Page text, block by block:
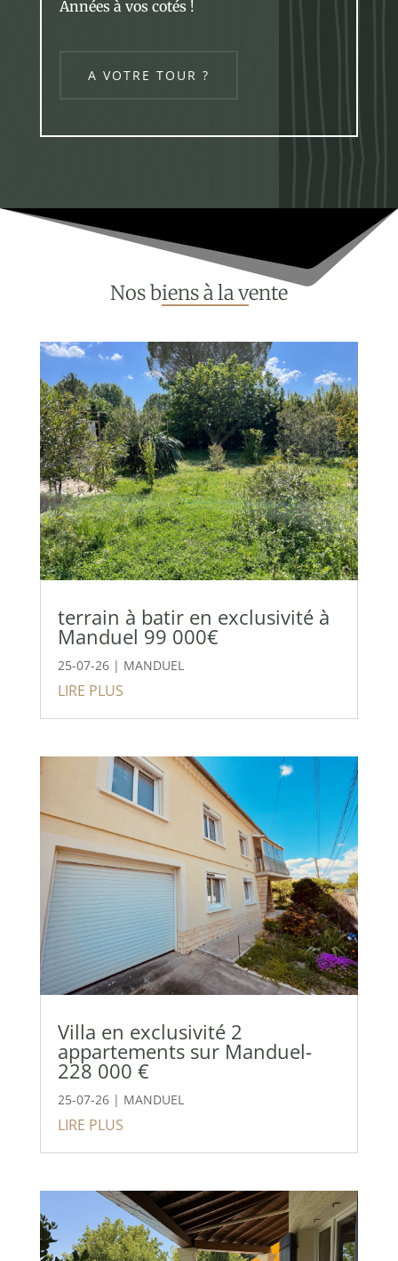
Années à vos cotés !
A VOTRE TOUR ?
Nos biens à la vente
terrain à batir en exclusivité à
Manduel 99 000€
25-07-26| MANDUEL
LIRE PLUS
Villa en exclusivité 2
appartements sur Manduel-
228 000 €
25-07-26| MANDUEL
LIRE PLUS